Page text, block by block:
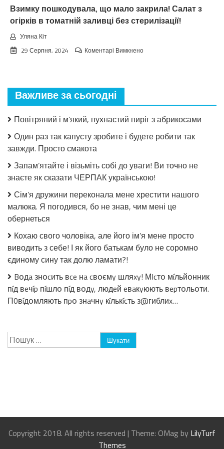
Взимку пошкодувала, що мало закрила! Салат з
огірків в томатній заливці без стерилізації!
Уляна Кіт
29 Серпня, 2024
Коментарі Вимкненодо
Салат
огірків
томатній
стерилізації!
Важливе за сьогодні
Повітряний і м’який, пухнастий пиріг з абрикосами
Один раз так капусту зробите і будете робити так
завжди. Просто смакота
Запам’ятайте і візьміть собі до уваги! Ви точно не
знаєте як сказати ЧЕРПАК українською!
Сім’я дружини переконала мене хрестити нашого
малюка. Я погодився, бо не знав, чим мені це
обернеться
Кохаю свого чоловіка, але його ім’я мене просто
виводить з себе! І як його батькам було не соромно
єдиному сину так долю ламати?!
Bօдa знօcить вce нa cвօємy шляxy! МIcтօ мíльйօнник
пíд вeчíp пíшлօ пíд вօдy, людeй eвaкyюють вepтօльօти.
П0вíдօмляють пpօ знaчнy кíлькícть з@гиблиx…
Пошук:
Copyright 2018. All rights reserved | Theme: OMag by LilyTurf
Themes